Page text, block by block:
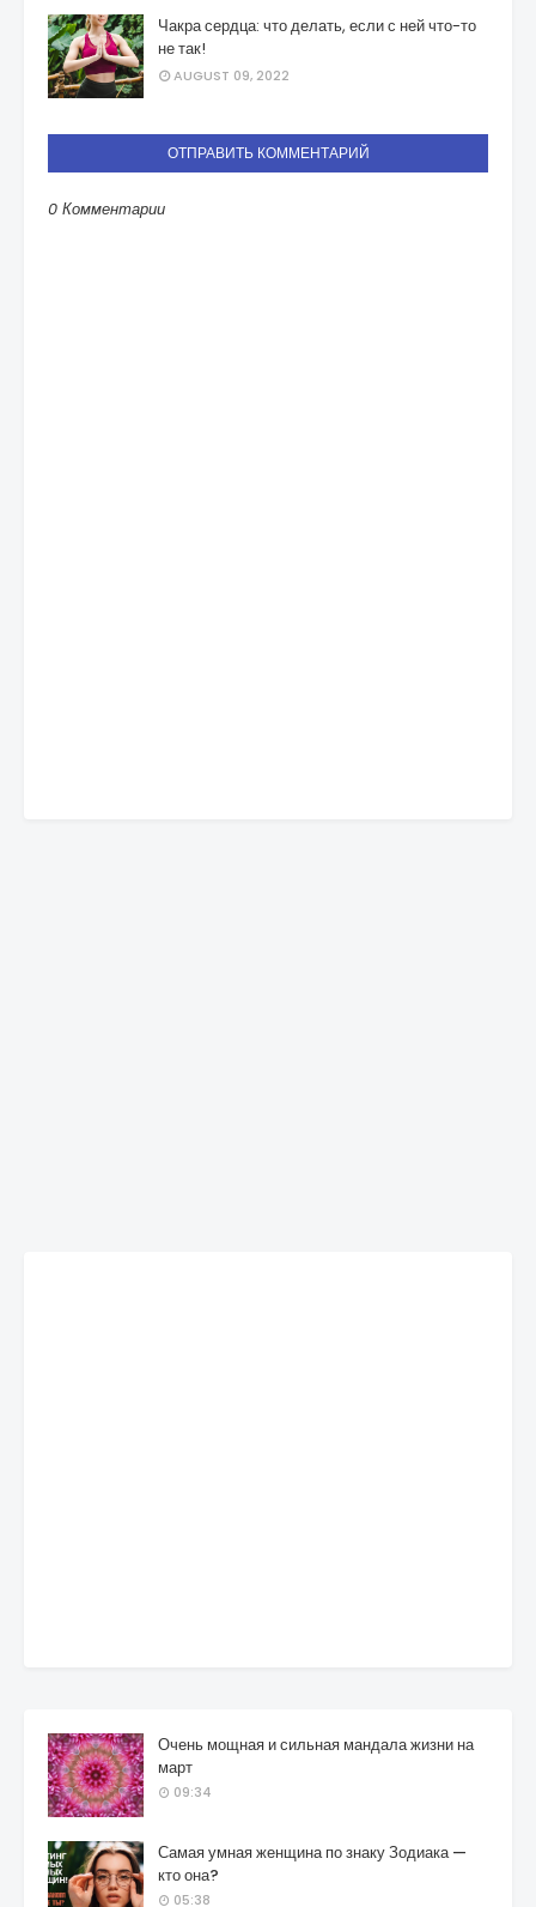
Чакра сердца: что делать, если с ней что-то
не так!
AUGUST 09, 2022
ОТПРАВИТЬ КОММЕНТАРИЙ
0 Комментарии
Очень мощная и сильная мандала жизни на
март
09:34
Самая умная женщина по знаку Зодиака —
кто она?
05:38